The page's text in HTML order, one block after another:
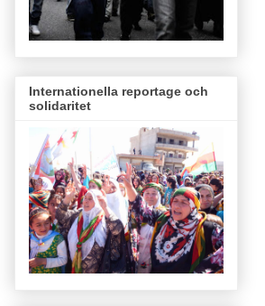
Internationella reportage och
solidaritet